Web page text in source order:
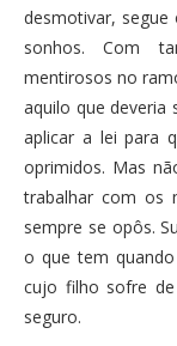
desmotivar,
sonhos. Com
mentirosos no
aquilo que deveria
aplicar a lei para
oprimidos. Mas
trabalhar com os
sempre se opôs.
o que tem
cujo filho sofre
seguro.